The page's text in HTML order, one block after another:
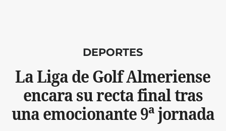
DEPORTES
La Liga de Golf Almeriense
encara su recta final tras
una emocionante 9ª jornada